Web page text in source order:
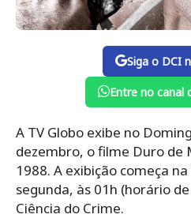
Siga o DCI
Entre no canal
A TV Globo exibe no
dezembro, o filme Duro de
1988. A exibição começa
segunda, às 01h (horário
Ciência do Crime.